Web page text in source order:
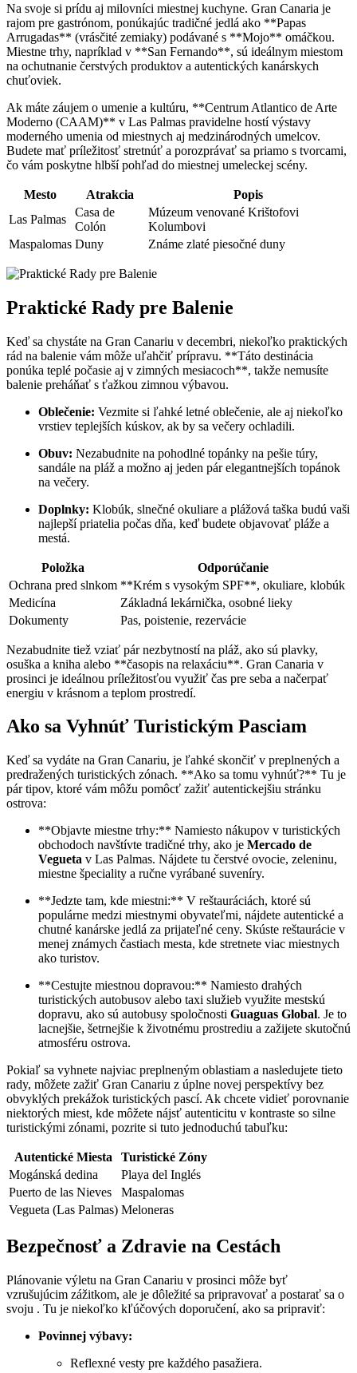
Na svoje si prídu aj milovníci miestnej kuchyne. Gran Canaria je
rajom pre gastrónom, ponúkajúc tradičné jedlá ako **Papas
Arrugadas** (vrásčité zemiaky) podávané s **Mojo** omáčkou.
Miestne trhy, napríklad v **San Fernando**, sú ideálnym miestom
na ochutnanie čerstvých produktov a autentických kanárskych
chuťoviek.
Ak máte záujem o umenie a kultúru, **Centrum Atlantico de Arte
Moderno (CAAM)** v Las Palmas pravidelne hostí výstavy
moderného umenia od miestnych aj medzinárodných umelcov.
Budete mať príležitosť stretnúť a porozprávať sa priamo s tvorcami,
čo vám poskytne hlbší pohľad do miestnej umeleckej scény.
Mesto Atrakcia
Popis
Las Palmas
Casa de
Colón
Múzeum venované Krištofovi
Kolumbovi
Maspalomas Duny Známe zlaté piesočné duny
Praktické Rady pre Balenie
Keď sa chystáte na Gran Canariu v decembri, niekoľko praktických
rád na balenie vám môže uľahčiť prípravu. **Táto destinácia
ponúka teplé počasie aj v zimných mesiacoch**, takže nemusíte
balenie preháňať s ťažkou zimnou výbavou.
Oblečenie: Vezmite si ľahké letné oblečenie, ale aj niekoľko
vrstiev teplejších kúskov, ak by sa večery ochladili.
Obuv: Nezabudnite na pohodlné topánky na pešie túry,
sandále na pláž a možno aj jeden pár elegantnejších topánok
na večery.
Doplnky: Klobúk, slnečné okuliare a plážová taška budú vaši
najlepší priatelia počas dňa, keď budete objavovať pláže a
mestá.
Položka
Odporúčanie
Ochrana pred slnkom **Krém s vysokým SPF**, okuliare, klobúk
Medicína
Základná lekárnička, osobné lieky
Dokumenty
Pas, poistenie, rezervácie
Nezabudnite tiež vziať pár nezbytností na pláž, ako sú plavky,
osuška a kniha alebo **časopis na relaxáciu**. Gran Canaria v
prosinci je ideálnou príležitosťou využiť čas pre seba a načerpať
energiu v krásnom a teplom prostredí.
Ako sa Vyhnúť Turistickým Pasciam
Keď sa vydáte na Gran Canariu, je ľahké skončiť v preplnených a
predražených turistických zónach. **Ako sa tomu vyhnúť?** Tu je
pár tipov, ktoré vám môžu pomôcť zažiť autentickejšiu stránku
ostrova:
**Objavte miestne trhy:** Namiesto nákupov v turistických
obchodoch navštívte tradičné trhy, ako je Mercado de
Vegueta v Las Palmas. Nájdete tu čerstvé ovocie, zeleninu,
miestne špeciality a ručne vyrábané suveníry.
**Jedzte tam, kde miestni:** V reštauráciách, ktoré sú
populárne medzi miestnymi obyvateľmi, nájdete autentické a
chutné kanárske jedlá za prijateľné ceny. Skúste reštaurácie v
menej známych častiach mesta, kde stretnete viac miestnych
ako turistov.
**Cestujte miestnou dopravou:** Namiesto drahých
turistických autobusov alebo taxi služieb využite mestskú
dopravu, ako sú autobusy spoločnosti Guaguas Global. Je to
lacnejšie, šetrnejšie k životnému prostrediu a zažijete skutočnú
atmosféru ostrova.
Pokiaľ sa vyhnete najviac preplneným oblastiam a nasledujete tieto
rady, môžete zažiť Gran Canariu z úplne novej perspektívy bez
obvyklých prekážok turistických pascí. Ak chcete vidieť porovnanie
niektorých miest, kde môžete nájsť autenticitu v kontraste so silne
turistickými zónami, pozrite si tuto jednoduchú tabuľku:
Autentické Miesta
Turistické Zóny
Mogánská dedina
Playa del Inglés
Puerto de las Nieves
Maspalomas
Vegueta (Las Palmas) Meloneras
Bezpečnosť a Zdravie na Cestách
Plánovanie výletu na Gran Canariu v prosinci môže byť
vzrušujúcim zážitkom, ale je dôležité sa pripravovať a postarať sa o
svoju . Tu je niekoľko kľúčových doporučení, ako sa pripraviť:
Povinnej výbavy:
Reflexné vesty pre každého pasažiera.